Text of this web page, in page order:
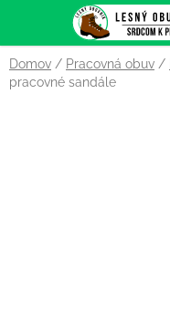
obsah
Domov / Pracovná obuv /
pracovné sandále